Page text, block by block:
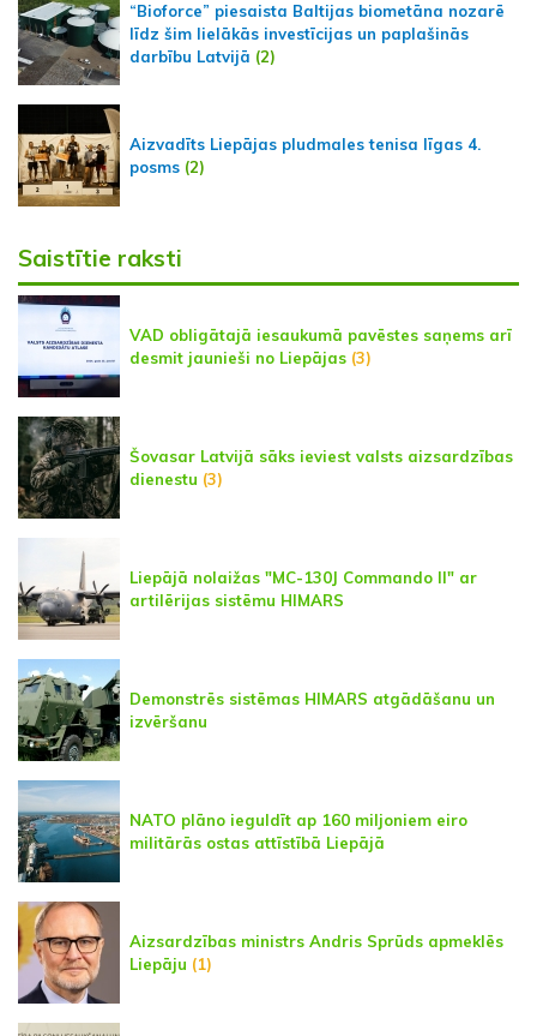
“Bioforce” piesaista Baltijas biometāna nozarē
līdz šim lielākās investīcijas un paplašinās
darbību Latvijā (2)
Aizvadīts Liepājas pludmales tenisa līgas 4.
posms (2)
Saistītie raksti
VAD obligātajā iesaukumā pavēstes saņems arī
desmit jaunieši no Liepājas (3)
Šovasar Latvijā sāks ieviest valsts aizsardzības
dienestu (3)
Liepājā nolaižas "MC-130J Commando II" ar
artilērijas sistēmu HIMARS
Demonstrēs sistēmas HIMARS atgādāšanu un
izvēršanu
NATO plāno ieguldīt ap 160 miljoniem eiro
militārās ostas attīstībā Liepājā
Aizsardzības ministrs Andris Sprūds apmeklēs
Liepāju (1)